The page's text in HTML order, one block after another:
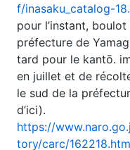
f/inasaku_catalog-
pour l’instant,
préfecture de
tard pour le kantō.
en juillet et de
le sud de la
d’ici).
https://
tory/carc/